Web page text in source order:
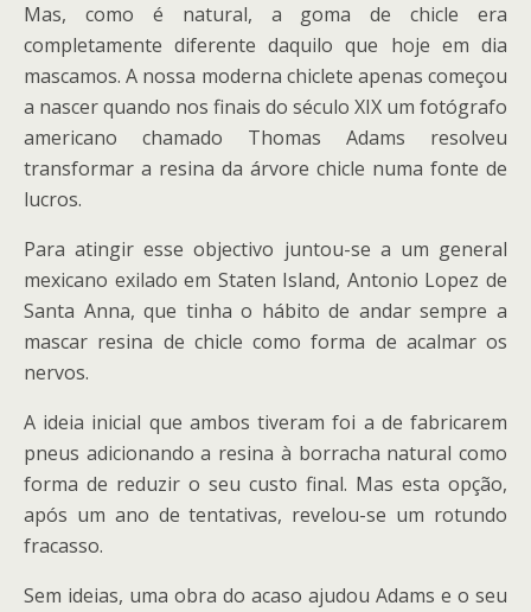
Mas, como é natural, a goma de chicle era
completamente diferente daquilo que hoje em dia
mascamos. A nossa moderna chiclete apenas começou
a nascer quando nos finais do século XIX um fotógrafo
americano chamado Thomas Adams resolveu
transformar a resina da árvore chicle numa fonte de
lucros.
Para atingir esse objectivo juntou-se a um general
mexicano exilado em Staten Island, Antonio Lopez de
Santa Anna, que tinha o hábito de andar sempre a
mascar resina de chicle como forma de acalmar os
nervos.
A ideia inicial que ambos tiveram foi a de fabricarem
pneus adicionando a resina à borracha natural como
forma de reduzir o seu custo final. Mas esta opção,
após um ano de tentativas, revelou-se um rotundo
fracasso.
Sem ideias, uma obra do acaso ajudou Adams e o seu